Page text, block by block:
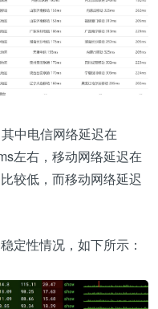
中电信网络延迟在
左右，移动网络延迟在
较低，而移动网络延迟
定性情况，如下所示：